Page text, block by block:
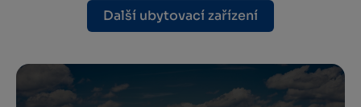
Další ubytovací zařízení